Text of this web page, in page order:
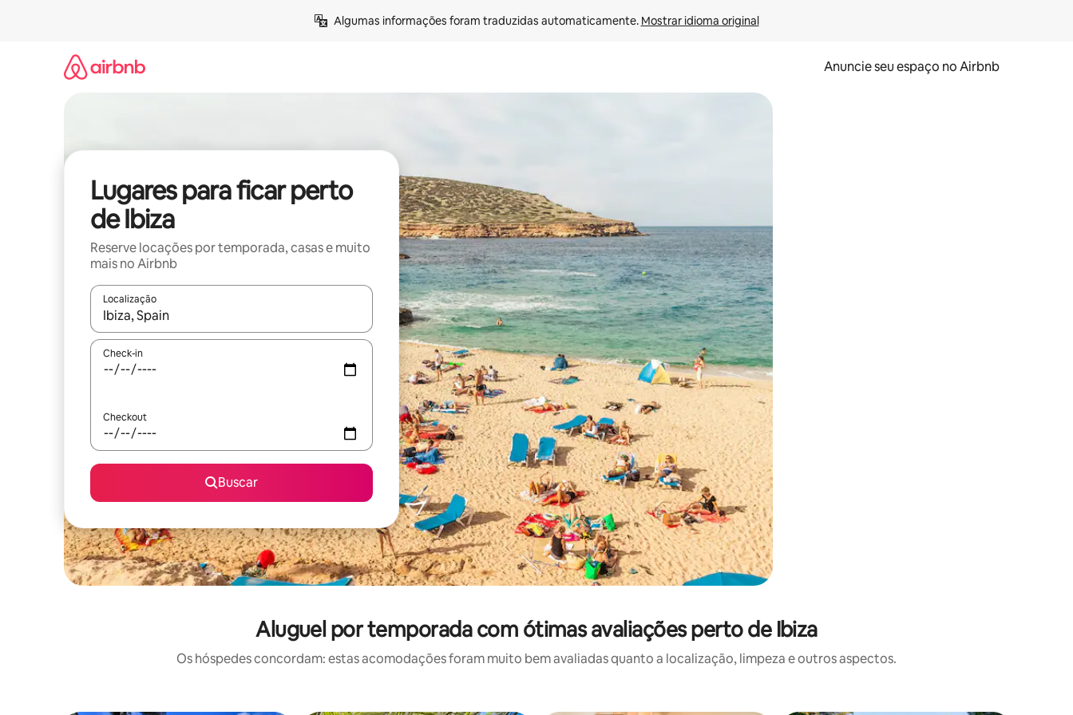
Algumas informações foram traduzidas automaticamente. Mostrar idioma original
Anuncie seu espaço no Airbnb
Lugares para ficar perto
de Ibiza
Reserve locações por temporada, casas e muito
mais no Airbnb
Localização
Quando os resultados estiverem disponíveis, explore-os usando as seta para cima e para baixo do teclado ou tocando e deslizando o dedo na tela.
Check-in
Checkout
Buscar
Aluguel por temporada com ótimas avaliações perto de Ibiza
Os hóspedes concordam: estas acomodações foram muito bem avaliadas quanto a localização, limpeza e outros aspectos.